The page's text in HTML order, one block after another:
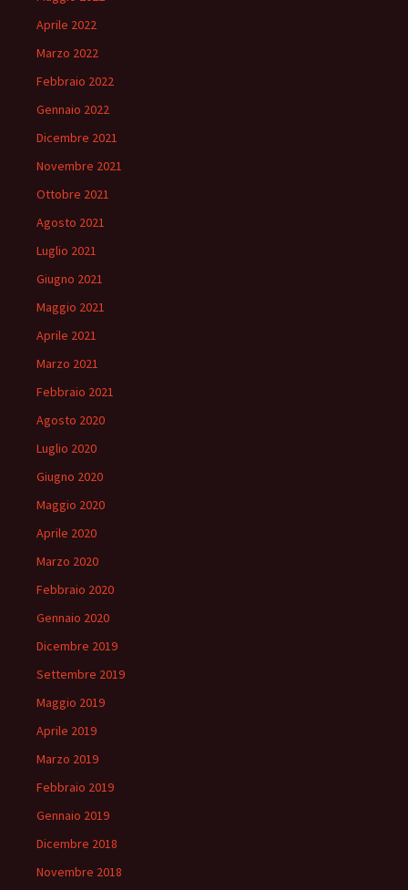
Aprile 2022
Marzo 2022
Febbraio 2022
Gennaio 2022
Dicembre 2021
Novembre 2021
Ottobre 2021
Agosto 2021
Luglio 2021
Giugno 2021
Maggio 2021
Aprile 2021
Marzo 2021
Febbraio 2021
Agosto 2020
Luglio 2020
Giugno 2020
Maggio 2020
Aprile 2020
Marzo 2020
Febbraio 2020
Gennaio 2020
Dicembre 2019
Settembre 2019
Maggio 2019
Aprile 2019
Marzo 2019
Febbraio 2019
Gennaio 2019
Dicembre 2018
Novembre 2018